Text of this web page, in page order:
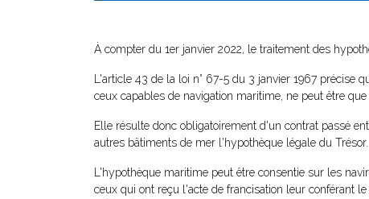
À compter du 1er janvier 2022, le traitement des
L'article 43 de la loi n° 67-5 du 3 janvier 1967
ceux capables de navigation maritime, ne peut être que
Elle résulte donc obligatoirement d'un contrat passé
autres bâtiments de mer l'hypothèque légale du Trésor.
L'hypothèque maritime peut être consentie sur les
ceux qui ont reçu l'acte de francisation leur conférant